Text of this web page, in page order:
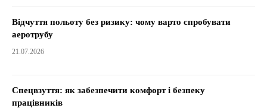
Відчуття польоту без ризику: чому варто спробувати
аеротрубу
21.07.2026
Спецвзуття: як забезпечити комфорт і безпеку
працівників